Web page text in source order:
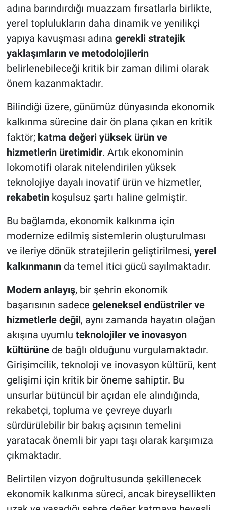
adına barındırdığı muazzam fırsatlarla birlikte,
yerel toplulukların daha dinamik ve yenilikçi
yapıya kavuşması adına gerekli stratejik
yaklaşımların ve metodolojilerin
belirlenebileceği kritik bir zaman dilimi olarak
önem kazanmaktadır.
Bilindiği üzere, günümüz dünyasında ekonomik
kalkınma sürecine dair ön plana çıkan en kritik
faktör; katma değeri yüksek ürün ve
hizmetlerin üretimidir. Artık ekonominin
lokomotifi olarak nitelendirilen yüksek
teknolojiye dayalı inovatif ürün ve hizmetler,
rekabetinkoşulsuz şartı haline gelmiştir.
Bu bağlamda, ekonomik kalkınma için
modernize edilmiş sistemlerin oluşturulması
ve ileriye dönük stratejilerin geliştirilmesi, yerel
kalkınmanın da temel itici gücü sayılmaktadır.
Modern anlayış, bir şehrin ekonomik
başarısının sadece geleneksel endüstriler ve
hizmetlerle değil, aynı zamanda hayatın olağan
akışına uyumlu teknolojiler ve inovasyon
kültürünede bağlı olduğunu vurgulamaktadır.
Girişimcilik, teknoloji ve inovasyon kültürü, kent
gelişimi için kritik bir öneme sahiptir. Bu
unsurlar bütüncül bir açıdan ele alındığında,
rekabetçi, topluma ve çevreye duyarlı
sürdürülebilir bir bakış açısının temelini
yaratacak önemli bir yapı taşı olarak karşımıza
çıkmaktadır.
Belirtilen vizyon doğrultusunda şekillenecek
ekonomik kalkınma süreci, ancak bireysellikten